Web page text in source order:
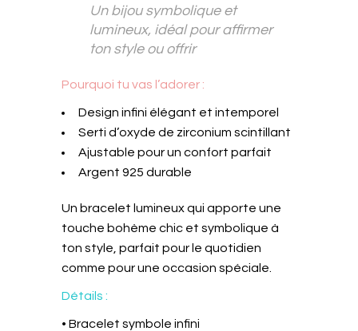
Un bijou symbolique et
lumineux, idéal pour affirmer
ton style ou offrir
Pourquoi tu vas l’adorer :
Design infini élégant et intemporel
Serti d’oxyde de zirconium scintillant
Ajustable pour un confort parfait
Argent 925 durable
Un bracelet lumineux qui apporte une
touche bohème chic et symbolique à
ton style, parfait pour le quotidien
comme pour une occasion spéciale.
Détails :
• Bracelet symbole infini